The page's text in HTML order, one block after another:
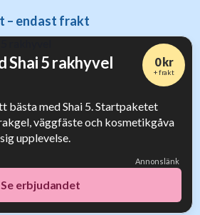
– endast frakt
Shai 5 rakhyvel 0 kr
+ frakt
bästa med Shai 5. Startpaketet
väggfäste och kosmetikgåva
upplevelse.
Annonslänk
Se erbjudandet